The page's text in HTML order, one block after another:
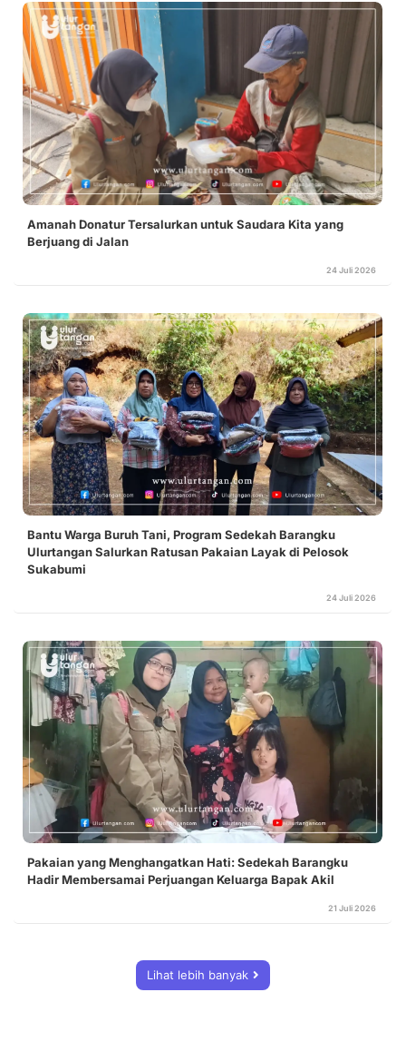
Amanah Donatur Tersalurkan untuk Saudara Kita yang
Berjuang di Jalan
24 Juli 2026
Bantu Warga Buruh Tani, Program Sedekah Barangku
Ulurtangan Salurkan Ratusan Pakaian Layak di Pelosok
Sukabumi
24 Juli 2026
Pakaian yang Menghangatkan Hati: Sedekah Barangku
Hadir Membersamai Perjuangan Keluarga Bapak Akil
21 Juli 2026
Lihat lebih banyak